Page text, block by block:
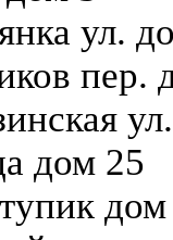
ул.
пер.
дом 25